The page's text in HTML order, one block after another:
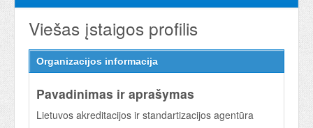
Viešas įstaigos profilis
Organizacijos informacija
Pavadinimas ir aprašymas
Lietuvos akreditacijos ir standartizacijos agentūra